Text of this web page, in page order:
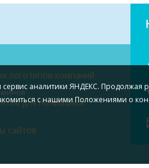
логотипов компаний
для понимания
сайтов
аналитики ЯНДЕКС. Продолжая
с нашими Положениями о